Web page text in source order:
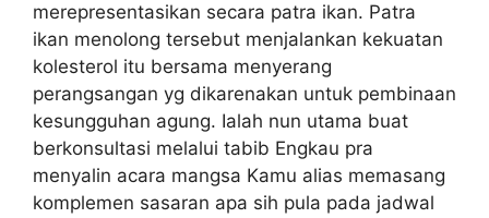
merepresentasikan secara patra ikan. Patra
ikan menolong tersebut menjalankan kekuatan
kolesterol itu bersama menyerang
perangsangan yg dikarenakan untuk pembinaan
kesungguhan agung. Ialah nun utama buat
berkonsultasi melalui tabib Engkau pra
menyalin acara mangsa Kamu alias memasang
komplemen sasaran apa sih pula pada jadwal